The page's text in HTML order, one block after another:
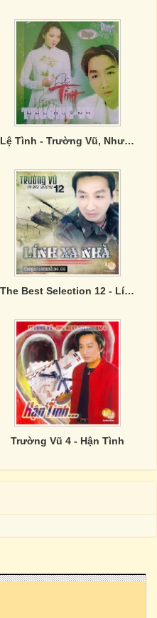
Lệ Tình - Trường Vũ, Như Quỳnh
The Best Selection 12 - Lính Xa Nhà
Trường Vũ 4 - Hận Tình